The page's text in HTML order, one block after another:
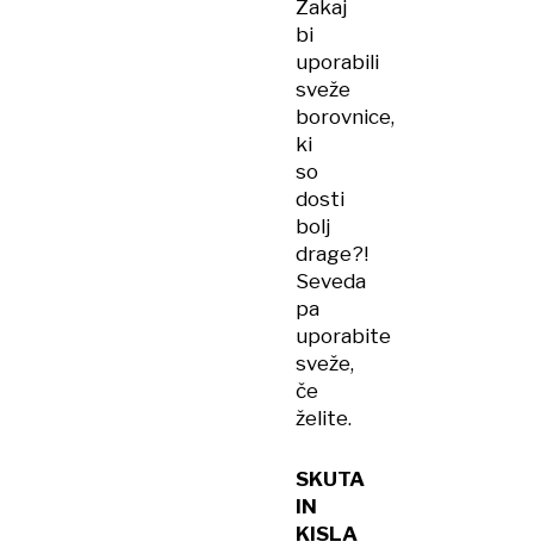
Zakaj
bi
uporabili
sveže
borovnice,
ki
so
dosti
bolj
drage?!
Seveda
pa
uporabite
sveže,
če
želite.
SKUTA
IN
KISLA